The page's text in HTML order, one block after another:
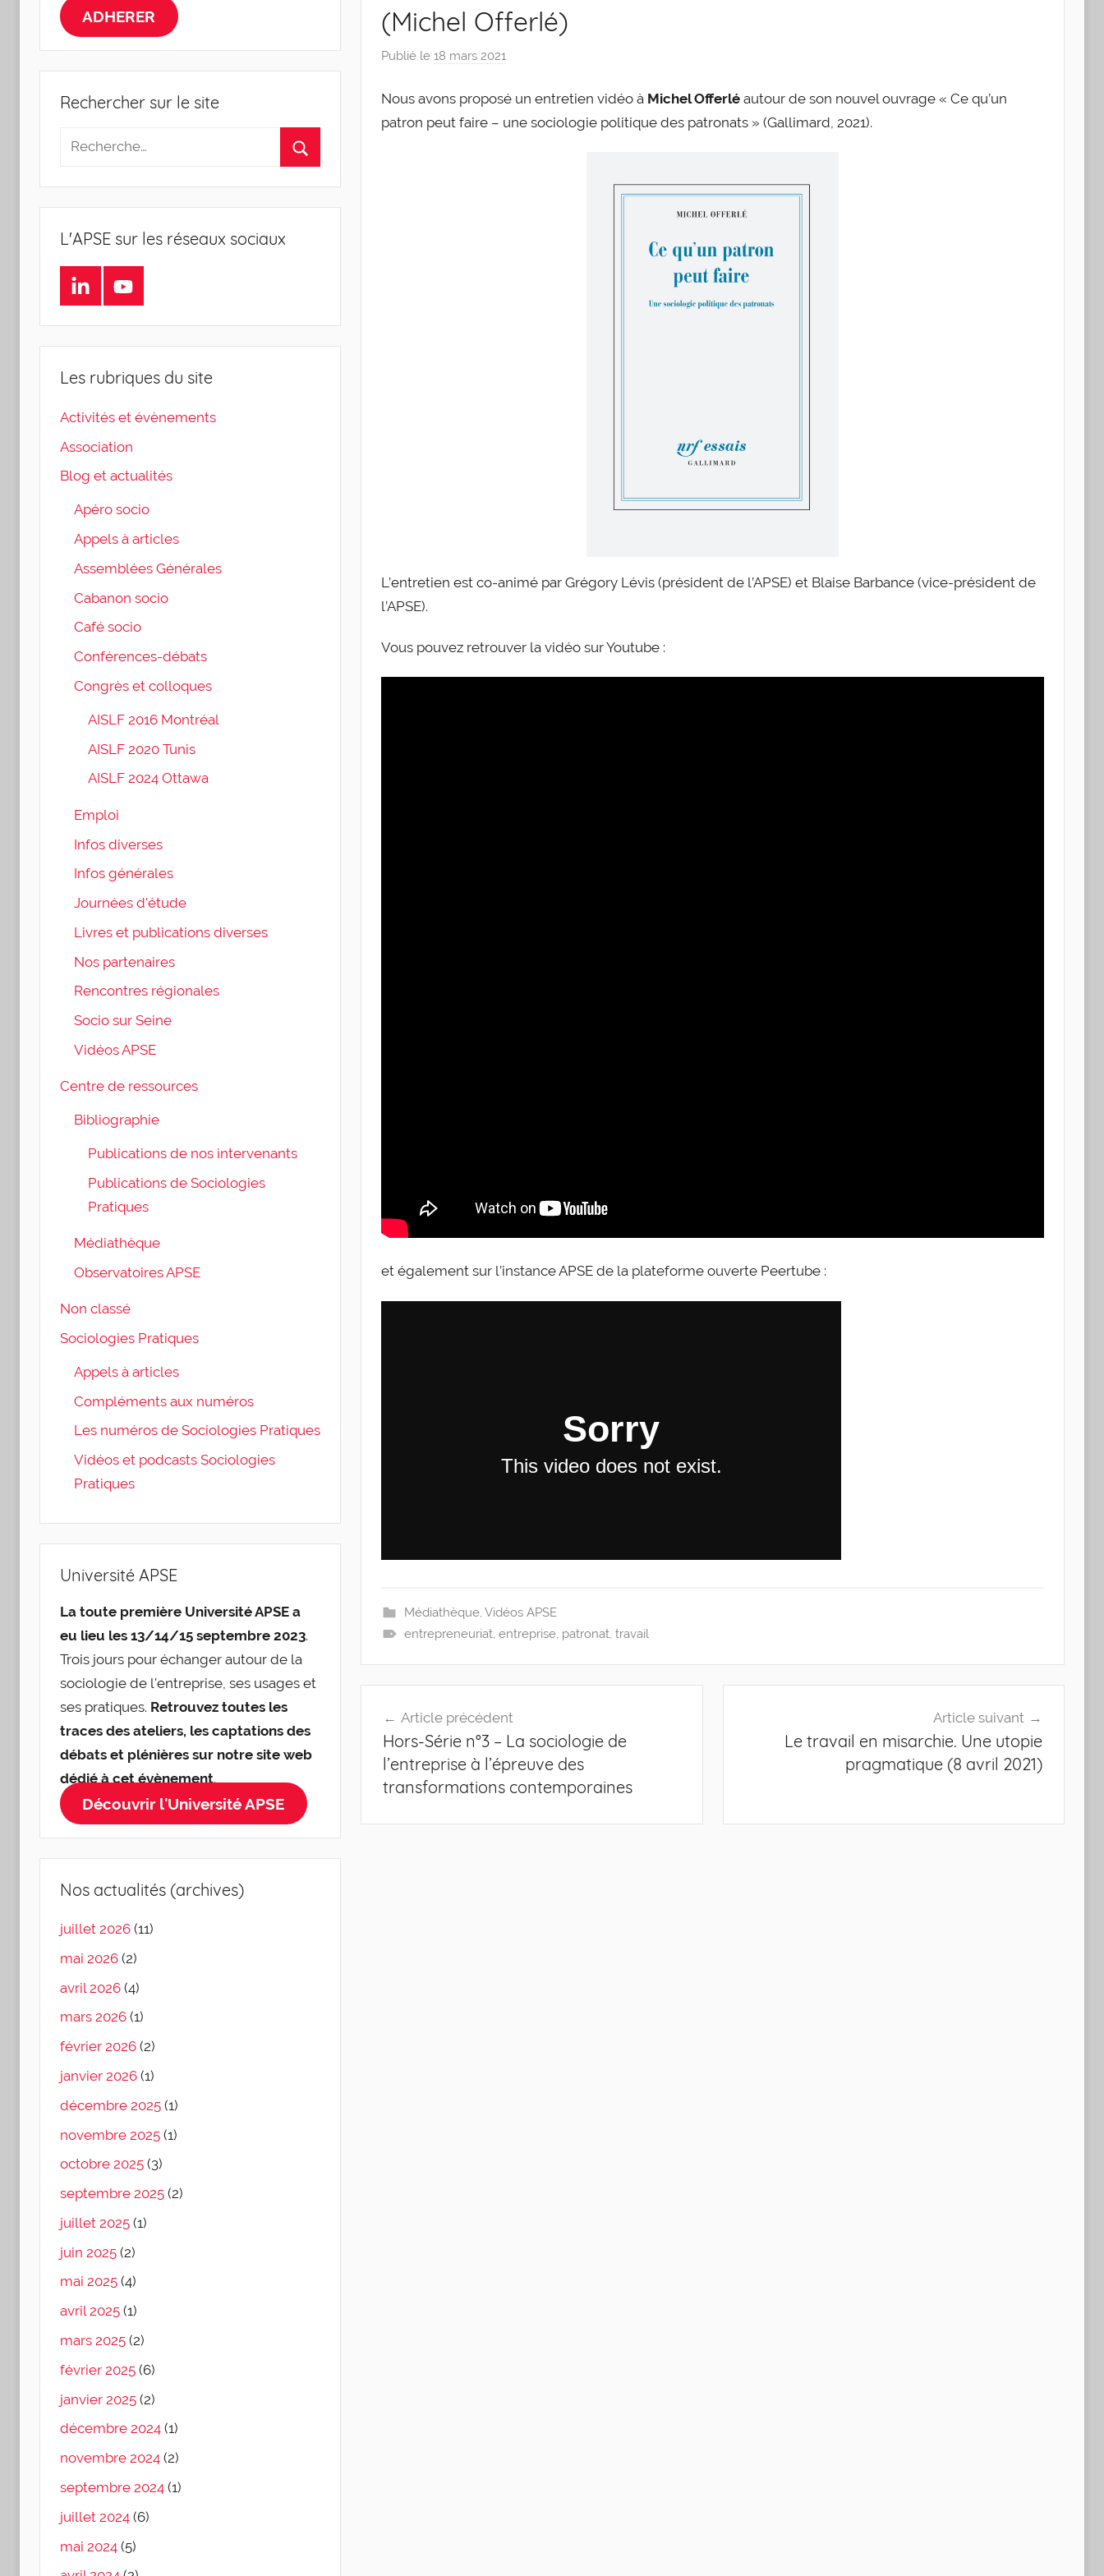
Sociologie
de
l'Entreprise
(Michel Offerlé)
Publié le18 mars 2021
r
g
Nous avons proposé un entretien vidéo à Michel Offerlé autour de son nouvel ouvrage « Ce qu’un
patron peut faire – une sociologie politique des patronats » (Gallimard, 2021).
L’entretien est co-animé par Grégory Lévis (président de l’APSE) et Blaise Barbance (vice-président de
l’APSE).
Vous pouvez retrouver la vidéo sur Youtube :
et également sur l’instance APSE de la plateforme ouverte Peertube :
Médiathèque, Vidéos APSE
entrepreneuriat, entreprise, patronat, travail
de
l’article
Article précédent
Hors-Série n°3 – La sociologie de
l’entreprise à l’épreuve des
transformations contemporaines
Article suivant
Le travail en misarchie. Une utopie
pragmatique (8 avril 2021)
ADHERER
Rechercher sur le site
L'APSE sur les réseaux sociaux
LinkedInYoutube
Les rubriques du site
Activités et évènements
Association
Blog et actualités
Apéro socio
Appels à articles
Assemblées Générales
Cabanon socio
Café socio
Conférences-débats
Congrès et colloques
AISLF 2016 Montréal
AISLF 2020 Tunis
AISLF 2024 Ottawa
Emploi
Infos diverses
Infos générales
Journées d'étude
Livres et publications diverses
Nos partenaires
Rencontres régionales
Socio sur Seine
Vidéos APSE
Centre de ressources
Bibliographie
Publications de nos intervenants
Publications de Sociologies
Pratiques
Médiathèque
Observatoires APSE
Non classé
Sociologies Pratiques
Appels à articles
Compléments aux numéros
Les numéros de Sociologies Pratiques
Vidéos et podcasts Sociologies
Pratiques
Université APSE
La toute première Université APSE a
eu lieu les 13/14/15 septembre 2023.
Trois jours pour échanger autour de la
sociologie de l'entreprise, ses usages et
ses pratiques. Retrouvez toutes les
traces des ateliers, les captations des
débats et plénières sur notre site web
dédié à cet évènement.
Découvrir l'Université APSE
Nos actualités (archives)
juillet 2026 (11)
mai 2026 (2)
avril 2026 (4)
mars 2026 (1)
février 2026 (2)
janvier 2026 (1)
décembre 2025 (1)
novembre 2025 (1)
octobre 2025 (3)
septembre 2025 (2)
juillet 2025 (1)
juin 2025 (2)
mai 2025 (4)
avril 2025 (1)
mars 2025 (2)
février 2025 (6)
janvier 2025 (2)
décembre 2024 (1)
novembre 2024 (2)
septembre 2024 (1)
juillet 2024 (6)
mai 2024 (5)